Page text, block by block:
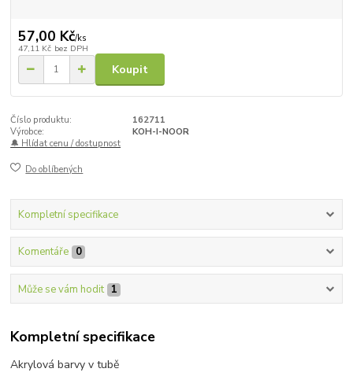
57,00 Kč/ks
47,11 Kč bez DPH
Koupit
Číslo produktu:
162711
Výrobce:
KOH-I-NOOR
🔔 Hlídat cenu / dostupnost
Do oblíbených
Kompletní specifikace
Komentáře 0
Může se vám hodit 1
Kompletní specifikace
Akrylová barvy v tubě